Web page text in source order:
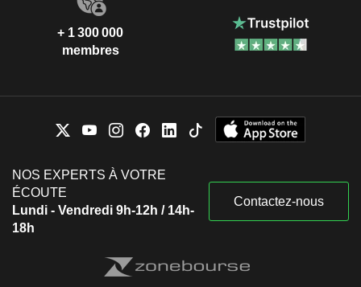
+ 1 300 000
membres
NOS EXPERTS À VOTRE
ÉCOUTE
Lundi - Vendredi 9h-12h / 14h-
18h
Contactez-nous